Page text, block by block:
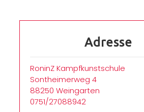
Adresse
RoninZ Kampfkunstschule
Sontheimerweg 4
88250 Weingarten
0751/27088942